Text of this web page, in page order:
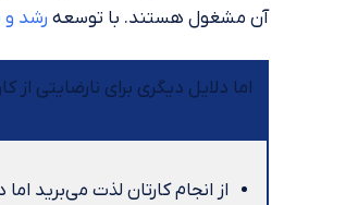
آن مشغول هستند. با توسعه رشد و
اما دلایل دیگری برای نارضایتی
از انجام کارتان لذت می‌برید